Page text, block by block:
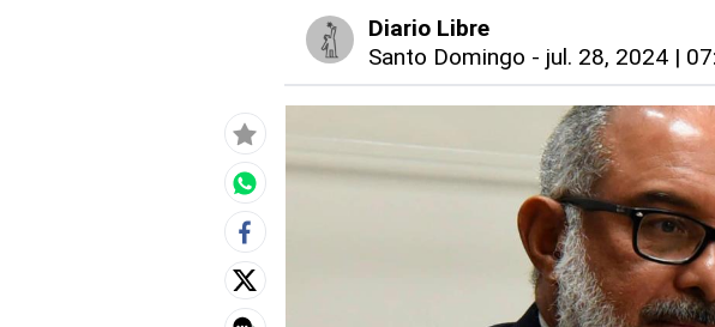
Diario Libre
Santo Domingo - jul. 28, 2024 |